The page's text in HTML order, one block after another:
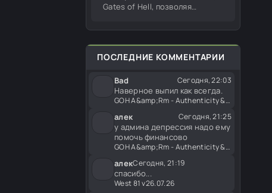
Gates of Hell, позволяя
и работать с игровым
ПОСЛЕДНИЕ КОММЕНТАРИИ
Bad Сегодня, 22:03
Наверное выпил как всегда.
GOH A&amp;Rm - Authenticity &amp; Realism v4.03
алек Сегодня, 21:25
у админа депрессия надо ему
помочь финансово
GOH A&amp;Rm - Authenticity &amp; Realism v4.03
алекСегодня, 21:19
спасибо...
West 81 v26.07.26